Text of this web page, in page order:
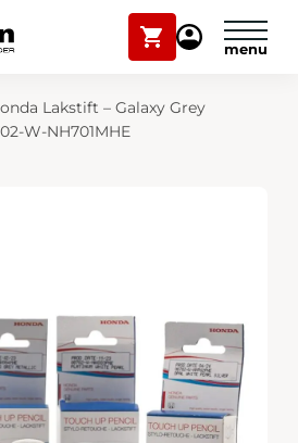
Winkelwagen
Mijn
Lakstift – Galaxy Grey
W-NH701MHE